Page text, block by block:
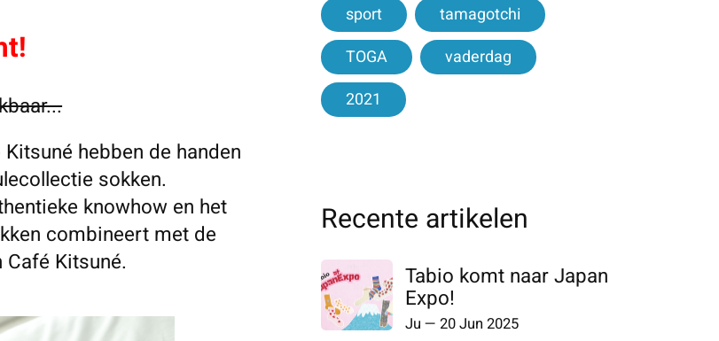
hebben de handen
sokken.
knowhow en het
combineert met de
Kitsuné.
sport
tamagotchi
TOGA
vaderdag
2021
Recente artikelen
Tabio komt naar Japan
Expo!
Ju — 20 Jun 2025